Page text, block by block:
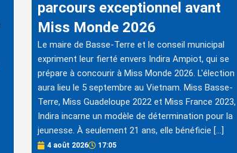
parcours exceptionnel avant
Miss Monde 2026
Le maire de Basse-Terre et le conseil municipal
expriment leur fierté envers Indira Ampiot, qui se
prépare à concourir à Miss Monde 2026. L'élection
aura lieu le 5 septembre au Vietnam. Miss Basse-
Terre, Miss Guadeloupe 2022 et Miss France 2023,
Indira incarne un modèle de détermination pour la
jeunesse. À seulement 21 ans, elle bénéficie […]
4 août 2026 17:05